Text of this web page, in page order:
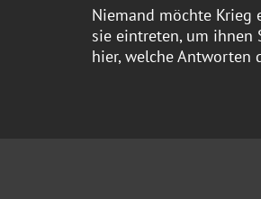
Niemand möchte Krieg
sie eintreten, um ihnen
hier, welche Antworten